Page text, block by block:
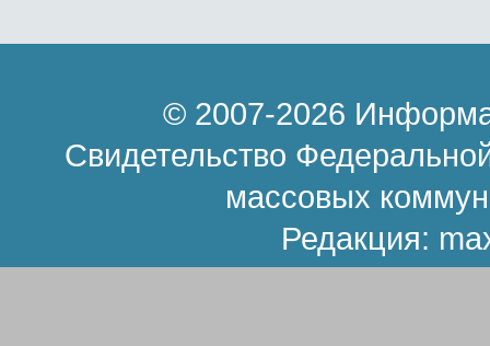
© 2007-2026
Свидетельство
массовых
Редакция: